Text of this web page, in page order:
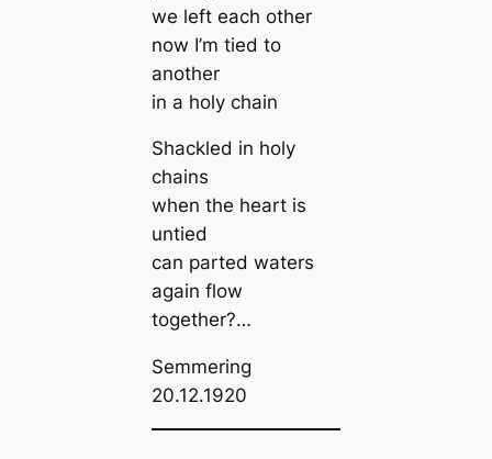
we left each other
now I’m tied to
another
in a holy chain
Shackled in holy
chains
when the heart is
untied
can parted waters
again flow
together?…
Semmering
20.12.1920